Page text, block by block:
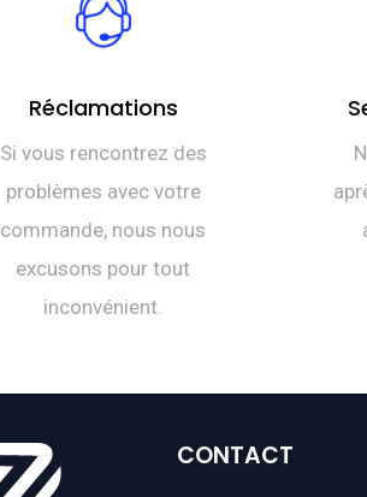
Réclamations
Si vous rencontrez des
problèmes avec votre
commande, nous nous
excusons pour tout
inconvénient.
CONTACT